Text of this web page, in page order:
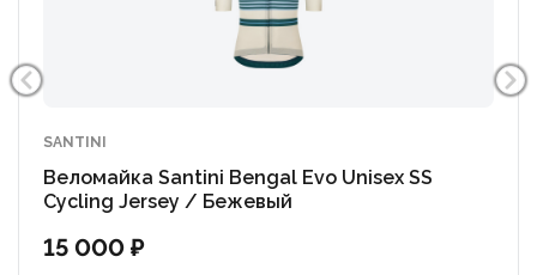
SANTINI
Веломайка Santini Bengal Evo Unisex SS
Cycling Jersey / Бежевый
15 000 ₽